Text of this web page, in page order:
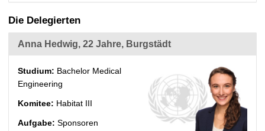
Die Delegierten
Anna Hedwig, 22 Jahre, Burgstädt
Studium: Bachelor Medical
Engineering
Komitee: Habitat III
Aufgabe: Sponsoren